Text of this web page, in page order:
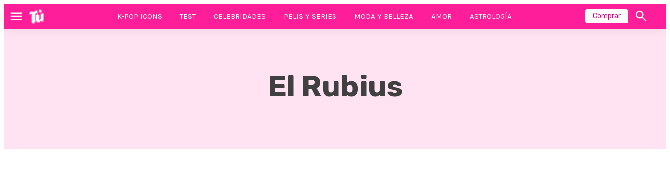
Menú K-POP ICONS TEST CELEBRIDADES PELIS Y SERIES MODA Y BELLEZA AMOR ASTROLOGÍA Comprar
Mostrar
El Rubius